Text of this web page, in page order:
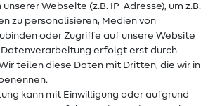
Webseite (z.B. IP-Adresse), um z.B.
zu personalisieren, Medien von
oder Zugriffe auf unsere Website
Datenverarbeitung erfolgt erst durch
teilen diese Daten mit Dritten, die wir in
kann mit Einwilligung oder aufgrund